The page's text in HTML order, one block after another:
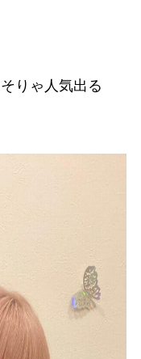
りゃ人気出る